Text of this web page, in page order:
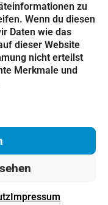
zu
Wenn du diesen
Daten wie das
dieser Website
nicht erteilst
Merkmale und
Impressum
Richtlinie